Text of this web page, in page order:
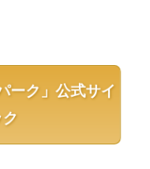
ーク」公式サイ
ク